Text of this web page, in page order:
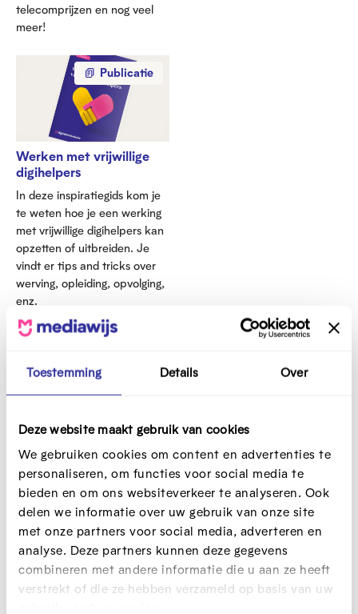
Toestemming Details Over
Deze website maakt gebruik van cookies
We gebruiken cookies om content en advertenties te
personaliseren, om functies voor social media te
bieden en om ons websiteverkeer te analyseren. Ook
delen we informatie over uw gebruik van onze site
met onze partners voor social media, adverteren en
analyse. Deze partners kunnen deze gegevens
combineren met andere informatie die u aan ze heeft
verstrekt of die ze hebben verzameld op basis van uw
telecomprijzen en nog veel
meer!
Publicatie
Werken met vrijwillige
digihelpers
In deze inspiratiegids kom je
te weten hoe je een werking
met vrijwillige digihelpers kan
opzetten of uitbreiden. Je
vindt er tips and tricks over
werving, opleiding, opvolging,
enz.
Evenementen over digitale
inclusie